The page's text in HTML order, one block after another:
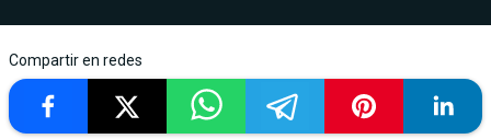
Compartir en redes